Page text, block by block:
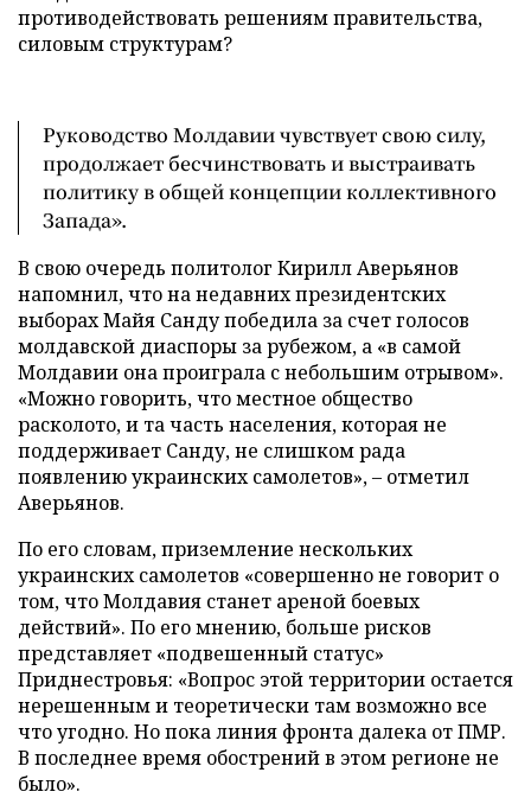
противодействовать решениям правительства,
силовым структурам?
Руководство Молдавии чувствует свою силу,
продолжает бесчинствовать и выстраивать
политику в общей концепции коллективного
Запада».
В свою очередь политолог Кирилл Аверьянов
напомнил, что на недавних президентских
выборах Майя Санду победила за счет голосов
молдавской диаспоры за рубежом, а «в самой
Молдавии она проиграла с небольшим отрывом».
«Можно говорить, что местное общество
расколото, и та часть населения, которая не
поддерживает Санду, не слишком рада
появлению украинских самолетов», – отметил
Аверьянов.
По его словам, приземление нескольких
украинских самолетов «совершенно не говорит о
том, что Молдавия станет ареной боевых
действий». По его мнению, больше рисков
представляет «подвешенный статус»
Приднестровья: «Вопрос этой территории остается
нерешенным и теоретически там возможно все
что угодно. Но пока линия фронта далека от ПМР.
В последнее время обострений в этом регионе не
было».